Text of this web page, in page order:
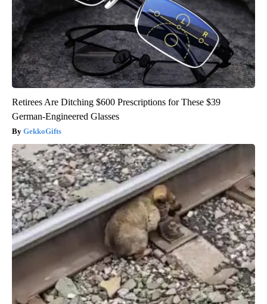
Retirees Are Ditching $600 Prescriptions for These $39
German-Engineered Glasses
GekkoGifts